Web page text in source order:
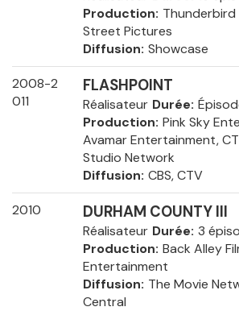
Production Thunderbird
Street Pictures
Diffusion Showcase
2008-2
011
FLASHPOINT
Réalisateur Durée
Production Pink Sky
Avamar Entertainment,
Studio Network
Diffusion CBS, CTV
2010 DURHAM COUNTY III
Réalisateur Durée 3
Production Back Alley
Entertainment
Diffusion The Movie
Central